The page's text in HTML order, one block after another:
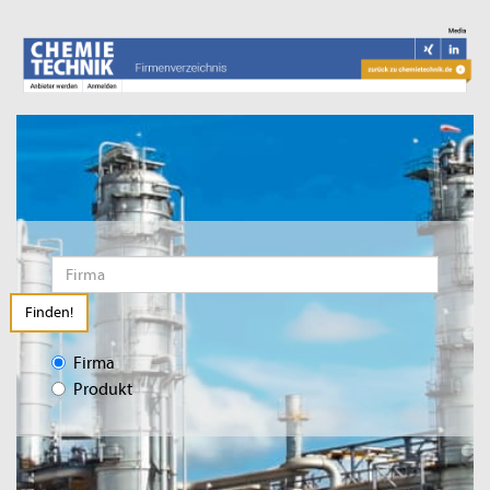
Finden!
Firma
Produkt